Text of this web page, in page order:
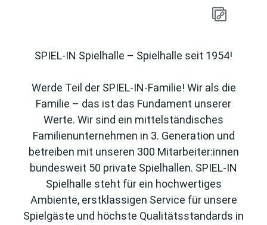
SPIEL-IN Spielhalle – Spielhalle seit 1954!
Werde Teil der SPIEL-IN-Familie! Wir als die
Familie – das ist das Fundament unserer
Werte. Wir sind ein mittelständisches
Familienunternehmen in 3. Generation und
betreiben mit unseren 300 Mitarbeiter:innen
bundesweit 50 private Spielhallen. SPIEL-IN
Spielhalle steht für ein hochwertiges
Ambiente, erstklassigen Service für unsere
Spielgäste und höchste Qualitätsstandards in